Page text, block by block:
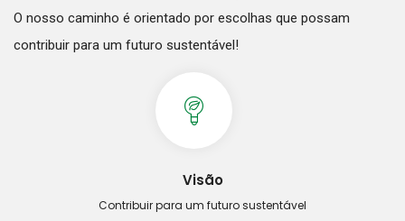
O nosso caminho é orientado por escolhas que possam
contribuir para um futuro sustentável!
Visão
Contribuir para um futuro sustentável